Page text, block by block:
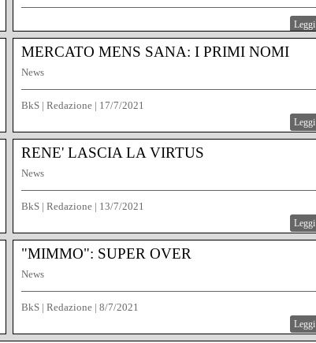
Leggi
MERCATO MENS SANA: I PRIMI NOMI
News
BkS | Redazione | 17/7/2021
Leggi
RENE' LASCIA LA VIRTUS
News
BkS | Redazione | 13/7/2021
Leggi
"MIMMO": SUPER OVER
News
BkS | Redazione | 8/7/2021
Leggi